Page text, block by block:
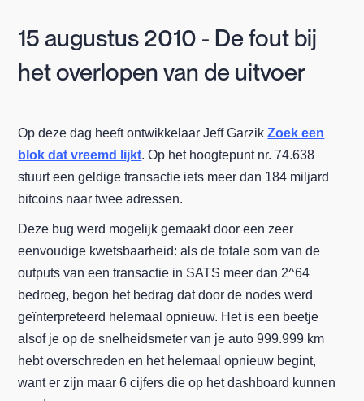
15 augustus 2010 - De fout bij
het overlopen van de uitvoer
Op deze dag heeft ontwikkelaar Jeff GarzikZoek een
blok dat vreemd lijkt. Op het hoogtepunt nr. 74.638
stuurt een geldige transactie iets meer dan 184 miljard
bitcoins naar twee adressen.
Deze bug werd mogelijk gemaakt door een zeer
eenvoudige kwetsbaarheid: als de totale som van de
outputs van een transactie in SATS meer dan 2^64
bedroeg, begon het bedrag dat door de nodes werd
geïnterpreteerd helemaal opnieuw. Het is een beetje
alsof je op de snelheidsmeter van je auto 999.999 km
hebt overschreden en het helemaal opnieuw begint,
want er zijn maar 6 cijfers die op het dashboard kunnen